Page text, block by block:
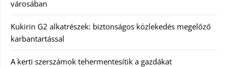
városában
Kukirin G2 alkatrészek: biztonságos közlekedés megelőző
karbantartással
A kerti szerszámok tehermentesítik a gazdákat